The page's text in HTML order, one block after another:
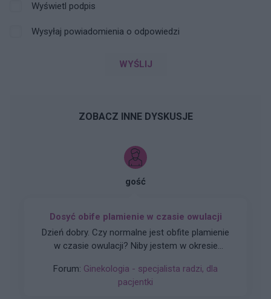
Wyświetl podpis
Wysyłaj powiadomienia o odpowiedzi
WYŚLIJ
ZOBACZ INNE DYSKUSJE
gość
Dosyć obife plamienie w czasie owulacji
Dzień dobry. Czy normalne jest obfite plamienie
w czasie owulacji? Niby jestem w okresie
skrzep krwi i plamie cały czas świeżą krwią.
Czuję w macicy lekkie pieczenie i zastanawiam
Forum: Ginekologia - specjalista radzi, dla
pacjentki